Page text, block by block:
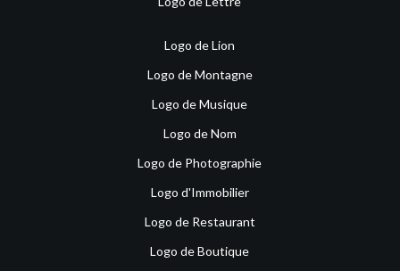
Logo de Lion
Logo de Montagne
Logo de Musique
Logo de Nom
Logo de Photographie
Logo d'Immobilier
Logo de Restaurant
Logo de Boutique